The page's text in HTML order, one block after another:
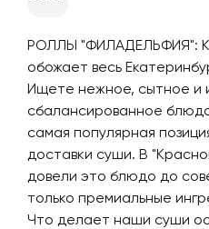
РОЛЛЫ "ФИЛАДЕЛЬФИЯ":
обожает весь
Ищете нежное, сытное и
сбалансированное
самая популярная
доставки суши. В
довели это блюдо до
только премиальные
Что делает наши суши